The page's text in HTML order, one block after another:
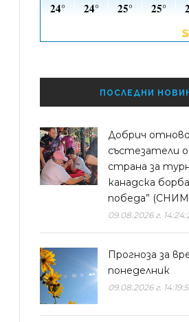
ПОСЛЕДНИ
Добрич
състезатели
страна за
канадска
победа”
09.08.2026 г.
Прогноза за
понеделник
09.08.2026 г.